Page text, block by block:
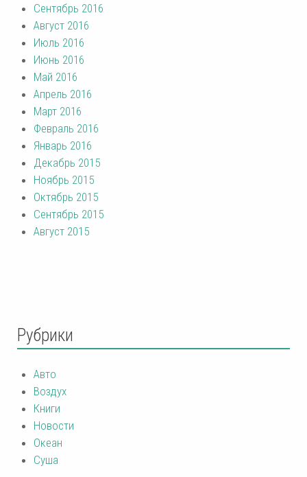
Сентябрь 2016
Август 2016
Июль 2016
Июнь 2016
Май 2016
Апрель 2016
Март 2016
Февраль 2016
Январь 2016
Декабрь 2015
Ноябрь 2015
Октябрь 2015
Сентябрь 2015
Август 2015
Рубрики
Авто
Воздух
Книги
Новости
Океан
Суша